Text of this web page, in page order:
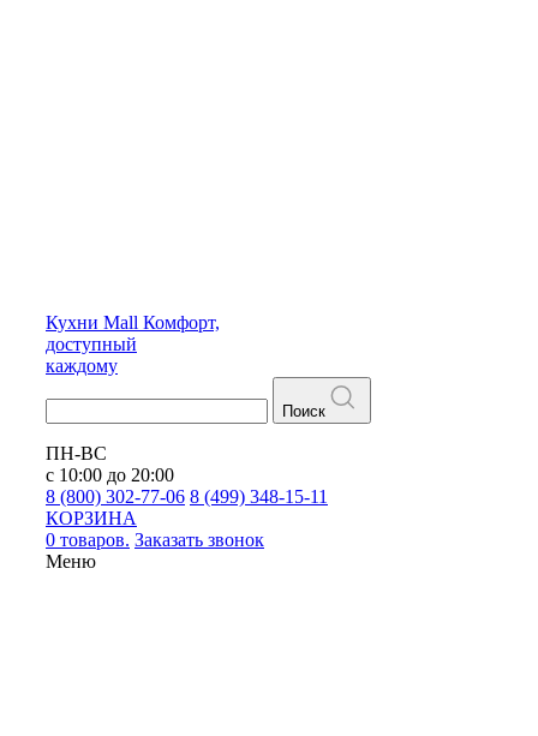
Кухни Mall Комфорт,
доступный
каждому
Поиск
ПН-ВС
с 10:00 до 20:00
8 (800) 302-77-06 8 (499) 348-15-11
КОРЗИНА
0 товаров. Заказать звонок
Меню